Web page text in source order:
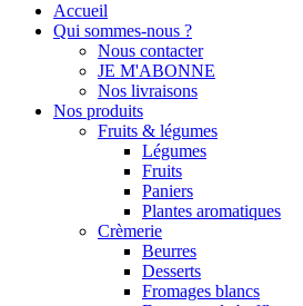
Accueil
Qui sommes-nous ?
Nous contacter
JE M'ABONNE
Nos livraisons
Nos produits
Fruits & légumes
Légumes
Fruits
Paniers
Plantes aromatiques
Crèmerie
Beurres
Desserts
Fromages blancs